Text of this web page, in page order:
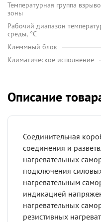
Температурная группа
зоны
Рабочий диапазон
среды, °C
Клеммный блок
Климатическое исполнение
Описание
Соединительная
соединения и
нагревательных
подключения
нагревательным
индикацией
нагревательных
резистивных